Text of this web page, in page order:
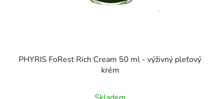
PHYRIS FoRest Rich Cream 50 ml - výživný pleťový
krém